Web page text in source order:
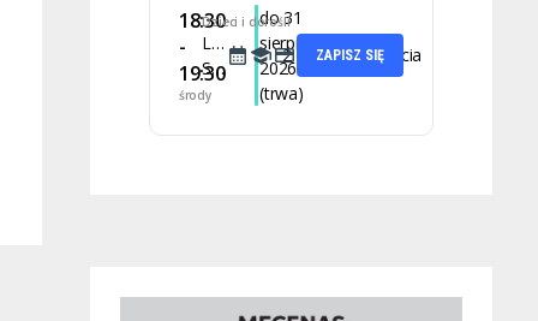
18:30
-
19:30
środy
Dzieci i dorośli
Latino
Solo
do 31
sierpnia
2026
(trwa)
2 lekcje35 zł za zajęcia
ZAPISZ SIĘ